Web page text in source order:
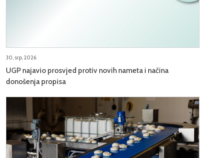
30, srp, 2026
UGP najavio prosvjed protiv novih nameta i načina
donošenja propisa